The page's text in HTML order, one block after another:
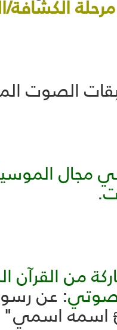
مرحلة
الصوت
من القرآن
صوتي: عن
اسمه